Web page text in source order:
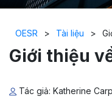
OESR > Tài liệu >
Giới thiệu
Tác giả: Katherine